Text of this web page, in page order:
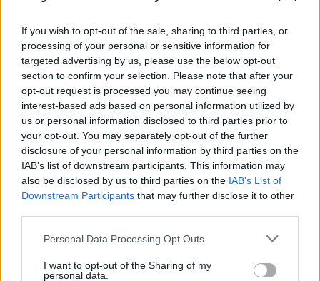
If you wish to opt-out of the sale, sharing to third parties, or
processing of your personal or sensitive information for
targeted advertising by us, please use the below opt-out
section to confirm your selection. Please note that after your
opt-out request is processed you may continue seeing
interest-based ads based on personal information utilized by
us or personal information disclosed to third parties prior to
your opt-out. You may separately opt-out of the further
disclosure of your personal information by third parties on the
IAB’s list of downstream participants. This information may
also be disclosed by us to third parties on the IAB’s List of
Downstream Participants that may further disclose it to other
Please note that this website/app uses one or more Google
not limited to your visit or usage behaviour. You may click to
Personal Data Processing Opt Outs
I want to opt-out of the Sharing of my
personal data.
palackot és több napon át kóstolva sem hanyatlott a